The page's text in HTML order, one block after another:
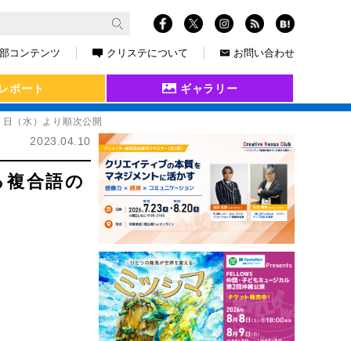
コンテンツ クリステについて お問い合わせ
レポート ギャラリー
（水）より順次公開
2023.04.10
合語の